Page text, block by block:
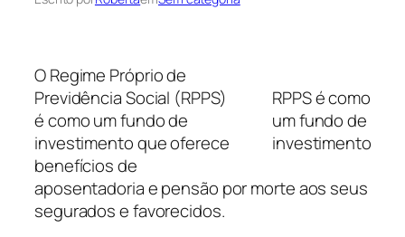
RPPS é como
um fundo de
investimento
O Regime Próprio de
Previdência Social (RPPS)
é como um fundo de
investimento que oferece
benefícios de
aposentadoria e pensão por morte aos seus
segurados e favorecidos.